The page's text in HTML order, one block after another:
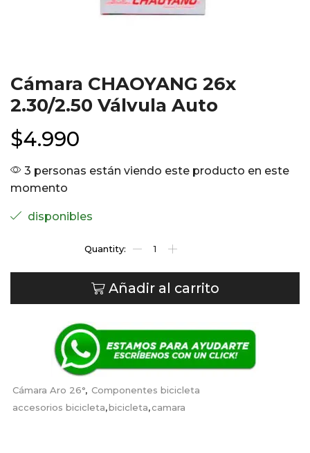
Cámara CHAOYANG 26x
2.30/2.50 Válvula Auto
$4.990
3 personas están viendo este producto en este
momento
disponibles
Añadir al carrito
Cámara Aro 26°, Componentes bicicleta
accesorios bicicleta,bicicleta,camara